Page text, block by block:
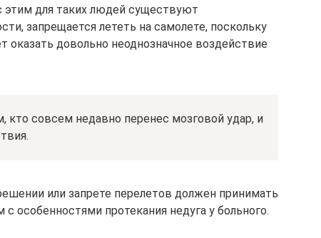
этим для таких людей существуют
запрещается лететь на самолете, поскольку
довольно неоднозначное воздействие
кто совсем недавно перенес мозговой удар, и
или запрете перелетов должен принимать
особенностями протекания недуга у больного.